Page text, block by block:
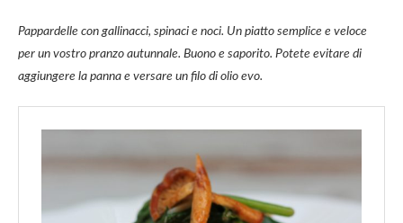
Pappardelle con gallinacci, spinaci e noci. Un piatto semplice e veloce
per un vostro pranzo autunnale. Buono e saporito. Potete evitare di
aggiungere la panna e versare un filo di olio evo.